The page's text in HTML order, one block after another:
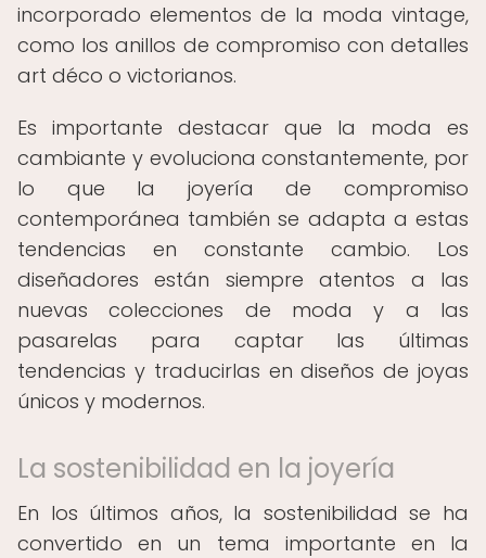
incorporado elementos de la moda vintage,
como los anillos de compromiso con detalles
art déco o victorianos.
Es importante destacar que la moda es
cambiante y evoluciona constantemente, por
lo que la joyería de compromiso
contemporánea también se adapta a estas
tendencias en constante cambio. Los
diseñadores están siempre atentos a las
nuevas colecciones de moda y a las
pasarelas para captar las últimas
tendencias y traducirlas en diseños de joyas
únicos y modernos.
La sostenibilidad en la joyería
En los últimos años, la sostenibilidad se ha
convertido en un tema importante en la